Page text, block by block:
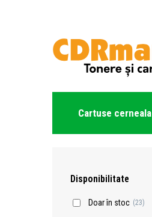
Cartuse cerneala
Disponibilitate
Doar în stoc (23)